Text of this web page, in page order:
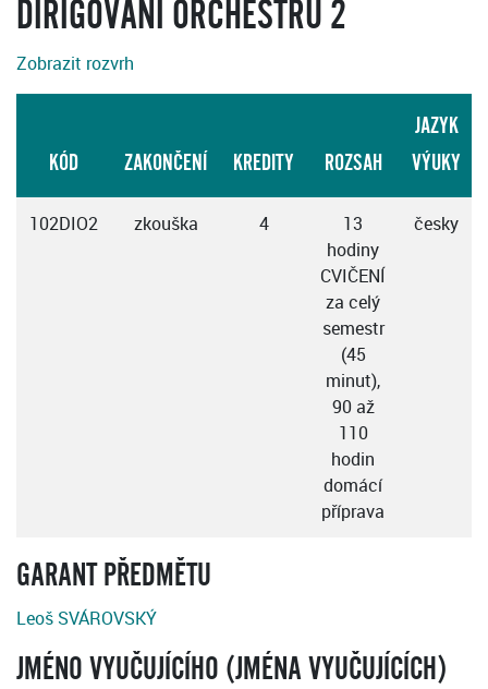
DIRIGOVÁNÍ ORCHESTRU 2
Zobrazit rozvrh
KÓD ZAKONČENÍ KREDITY ROZSAH
JAZYK
VÝUKY
102DIO2 zkouška 4
13
hodiny
CVIČENÍ
za celý
semestr
(45
minut),
90 až
110
hodin
domácí
příprava
česky
GARANT PŘEDMĚTU
Leoš SVÁROVSKÝ
JMÉNO VYUČUJÍCÍHO (JMÉNA VYUČUJÍCÍCH)